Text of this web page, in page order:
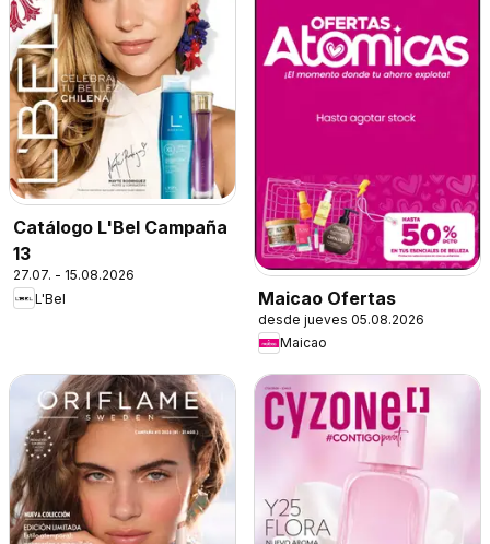
Catálogo L'Bel Campaña
13
27.07. - 15.08.2026
L'Bel
Maicao Ofertas
desde jueves 05.08.2026
Maicao